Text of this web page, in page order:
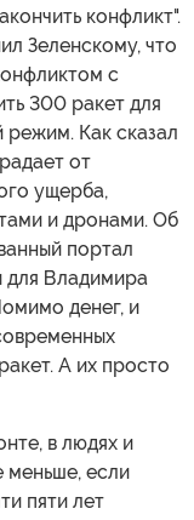
конфликт".
Зеленскому, что
с
300 ракет для
режим. Как сказал
от
ущерба,
и дронами. Об
портал
для Владимира
денег, и
А их просто
в людях и
меньше, если
пяти лет